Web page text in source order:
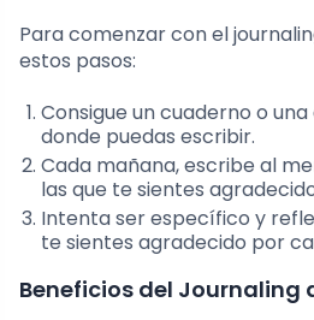
Para comenzar con el
estos pasos:
Consigue un cuaderno o
donde puedas escribir.
Cada mañana, escribe al
las que te sientes
Intenta ser específico y
te sientes agradecido por
Beneficios del Journaling